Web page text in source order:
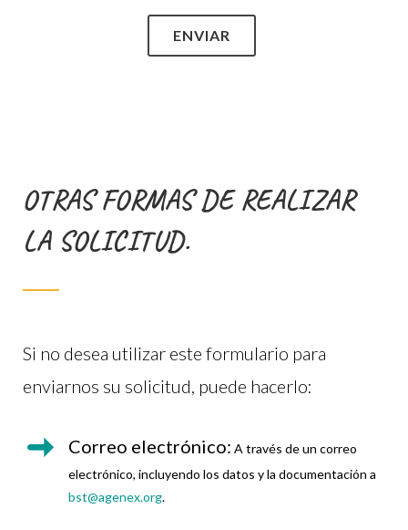
ENVIAR
OTRAS FORMAS DE REALIZAR
LA SOLICITUD.
Si no desea utilizar este formulario para
enviarnos su solicitud, puede hacerlo:
Correo electrónico: A través de un correo
electrónico, incluyendo los datos y la documentación a
bst@agenex.org.